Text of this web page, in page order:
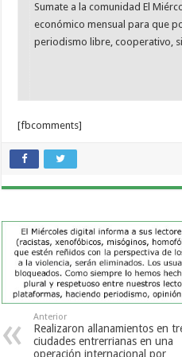
Sumate a la comunidad El
económico mensual para que
periodismo libre, cooperativo,
[fbcomments]
Anterior
Realizaron allanamientos en
ciudades entrerrianas en una
operación internacional por